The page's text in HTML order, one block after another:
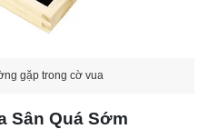
gặp trong cờ vua
Sân Quá Sớm